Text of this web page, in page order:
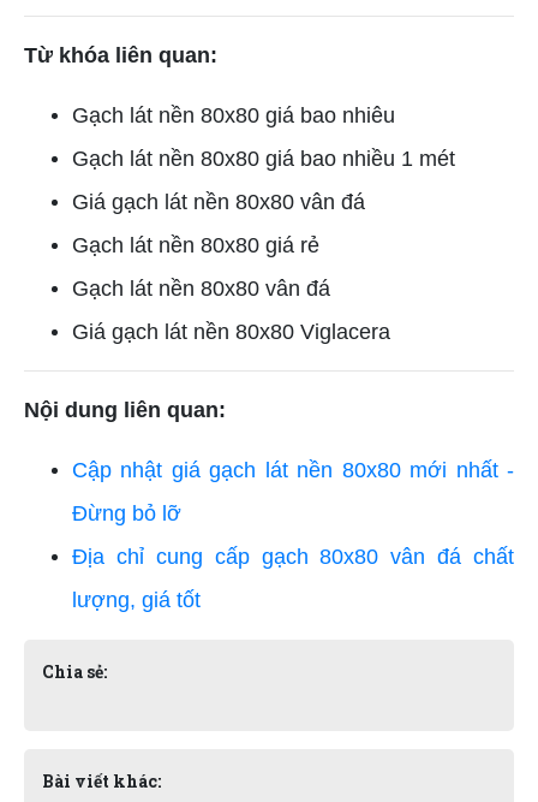
Từ khóa liên quan:
Gạch lát nền 80x80 giá bao nhiêu
Gạch lát nền 80x80 giá bao nhiều 1 mét
Giá gạch lát nền 80x80 vân đá
Gạch lát nền 80x80 giá rẻ
Gạch lát nền 80x80 vân đá
Giá gạch lát nền 80x80 Viglacera
Nội dung liên quan:
Cập nhật giá gạch lát nền 80x80 mới nhất -
Đừng bỏ lỡ
Địa chỉ cung cấp gạch 80x80 vân đá chất
lượng, giá tốt
Chia sẻ:
Bài viết khác: